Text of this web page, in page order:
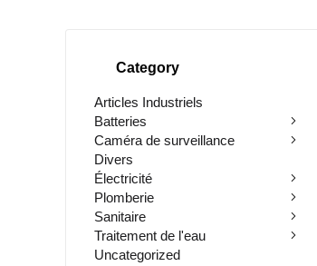
Category
Articles Industriels
Batteries
Caméra de surveillance
Divers
Électricité
Plomberie
Sanitaire
Traitement de l'eau
Uncategorized